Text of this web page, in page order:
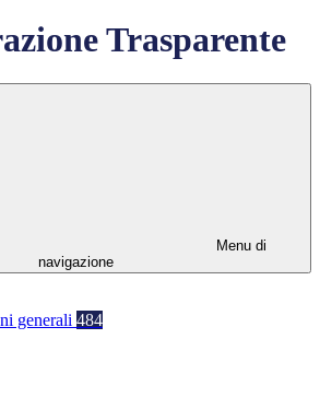
Trasparente
Menu di
navigazione
generali 484